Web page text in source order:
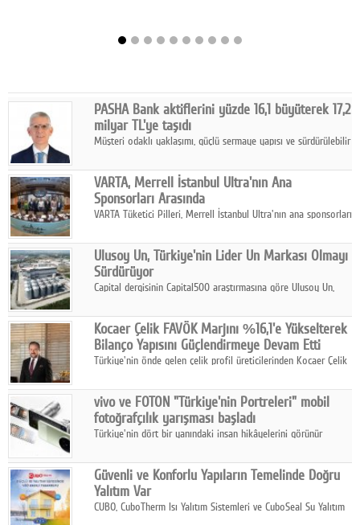
Facebook
Diziler
Karikatür
Youtube
Polemik
Reklam
Yazarlar
Künye
SOSYAL MEDYA
Facebook
Twitter
Google Plus
© 2026 TÜM HAKLARI SAKLIDIR
PASHA Bank aktiflerini yüzde 16,1 büyüterek 17,2
milyar TL'ye taşıdı
Müşteri odaklı yaklaşımı, güçlü sermaye yapısı ve sürdürülebilir
yılının ilk yarısında güçlü finansal performansını korudu.
VARTA, Merrell İstanbul Ultra'nın Ana
Sponsorları Arasında
VARTA Tüketici Pilleri, Merrell İstanbul Ultra'nın ana sponsorları
enerjisine güç katıyor.
Ulusoy Un, Türkiye'nin Lider Un Markası Olmayı
Sürdürüyor
Capital dergisinin Capital500 araştırmasına göre Ulusoy Un,
hasılatıyla Türkiye'nin en büyük 83. firması oldu.
Kocaer Çelik FAVÖK Marjını %16,1'e Yükselterek
Bilanço Yapısını Güçlendirmeye Devam Etti
Türkiye'nin önde gelen çelik profil üreticilerinden Kocaer Çelik
Çelik FAVÖK Marjını %16,1'e yükseltti.
vivo ve FOTON "Türkiye'nin Portreleri" mobil
fotoğrafçılık yarışması başladı
Türkiye'nin dört bir yanındaki insan hikâyelerini görünür
insanını, kültürünü ve yaşamını portre fotoğraflarıyla
anlatmaya davet ediyor.
Güvenli ve Konforlu Yapıların Temelinde Doğru
Yalıtım Var
CUBO, CuboTherm Isı Yalıtım Sistemleri ve CuboSeal Su Yalıtım